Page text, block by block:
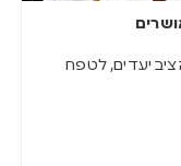
יעדים, לטפח